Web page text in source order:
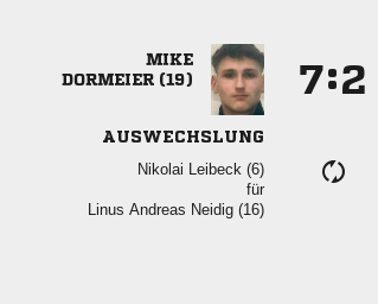

 
:
AUSWECHSLUNG
  
für
   